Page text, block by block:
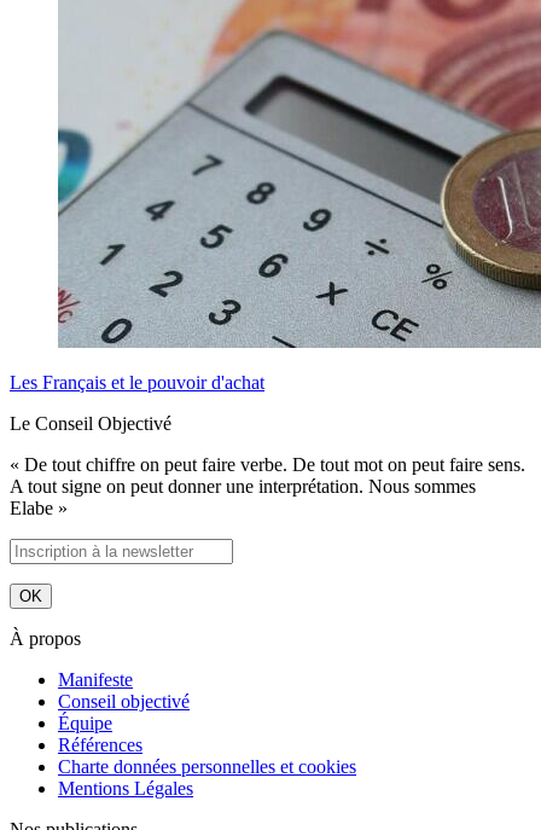
Les Français et le pouvoir d'achat
Le Conseil Objectivé
« De tout chiffre on peut faire verbe. De tout mot on peut faire sens.
A tout signe on peut donner une interprétation. Nous sommes
Elabe »
À propos
Manifeste
Conseil objectivé
Équipe
Références
Charte données personnelles et cookies
Mentions Légales